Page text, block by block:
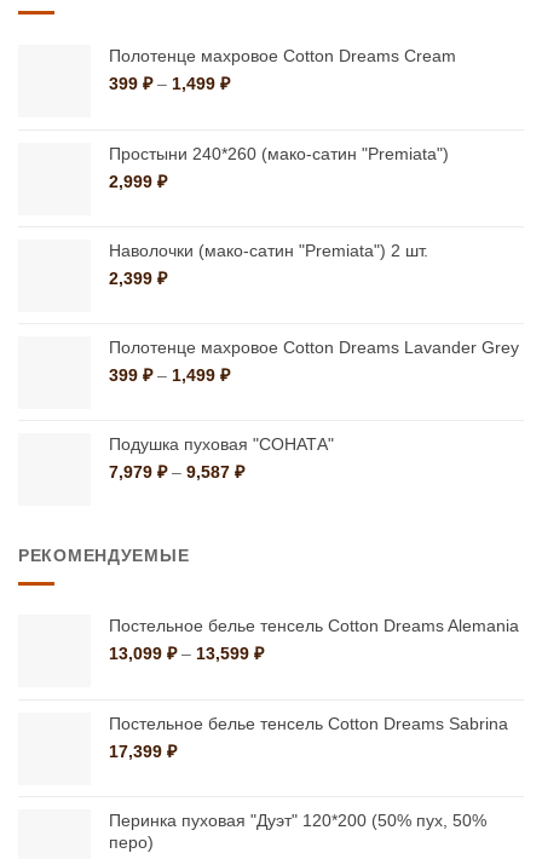
Опции
можно
странице
можно
странице
Полотенце махровое Cotton Dreams Cream
399 ₽ – 1,499 ₽Диапазон
–
Простыни 240*260 (мако-сатин "Premiata")
2,999 ₽
Наволочки (мако-сатин "Premiata") 2 шт.
2,399 ₽
Полотенце махровое Cotton Dreams Lavander Grey
399 ₽ – 1,499 ₽Диапазон
–
1,499 ₽
Подушка пуховая "СОНАТА"
7,979 ₽ – 9,587 ₽Диапазон
РЕКОМЕНДУЕМЫЕ
Постельное белье тенсель Cotton Dreams Alemania
13,099 ₽ – 13,599 ₽Диапазон
–
Постельное белье тенсель Cotton Dreams Sabrina
17,399 ₽
Перинка пуховая "Дуэт" 120*200 (50% пух, 50%
перо)